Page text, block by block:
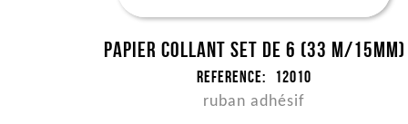
Papier collant set de 6 (33 m/15mm)
Reference: 12010
ruban adhésif